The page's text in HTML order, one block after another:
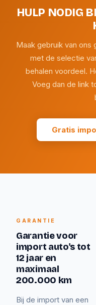
HULP NODIG
Maak gebruik van ons
met de selectie
behalen voordeel.
Voeg dan de link
Gratis
GARANTIE
Garantie voor
import auto's tot
12 jaar en
maximaal
200.000 km
Bij de import van een